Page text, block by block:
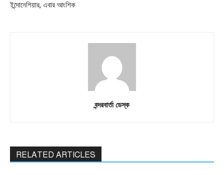
ইন্দোনেশিয়ার, এবার আংশিক
বন্দরবার্তা ডেস্ক
RELATED ARTICLES